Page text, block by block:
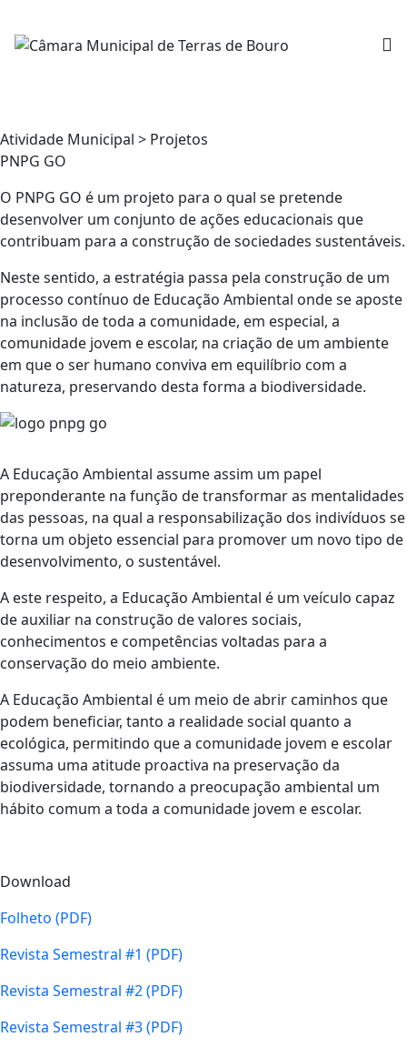
Atividade Municipal > Projetos
PNPG GO
O PNPG GO é um projeto para o qual se pretende
desenvolver um conjunto de ações educacionais que
contribuam para a construção de sociedades sustentáveis.
Neste sentido, a estratégia passa pela construção de um
processo contínuo de Educação Ambiental onde se aposte
na inclusão de toda a comunidade, em especial, a
comunidade jovem e escolar, na criação de um ambiente
em que o ser humano conviva em equilíbrio com a
natureza, preservando desta forma a biodiversidade.
A Educação Ambiental assume assim um papel
preponderante na função de transformar as mentalidades
das pessoas, na qual a responsabilização dos indivíduos se
torna um objeto essencial para promover um novo tipo de
desenvolvimento, o sustentável.
A este respeito, a Educação Ambiental é um veículo capaz
de auxiliar na construção de valores sociais,
conhecimentos e competências voltadas para a
conservação do meio ambiente.
A Educação Ambiental é um meio de abrir caminhos que
podem beneficiar, tanto a realidade social quanto a
ecológica, permitindo que a comunidade jovem e escolar
assuma uma atitude proactiva na preservação da
biodiversidade, tornando a preocupação ambiental um
hábito comum a toda a comunidade jovem e escolar.
Download
Folheto (PDF)
Revista Semestral #1 (PDF)
Revista Semestral #2 (PDF)
Revista Semestral #3 (PDF)